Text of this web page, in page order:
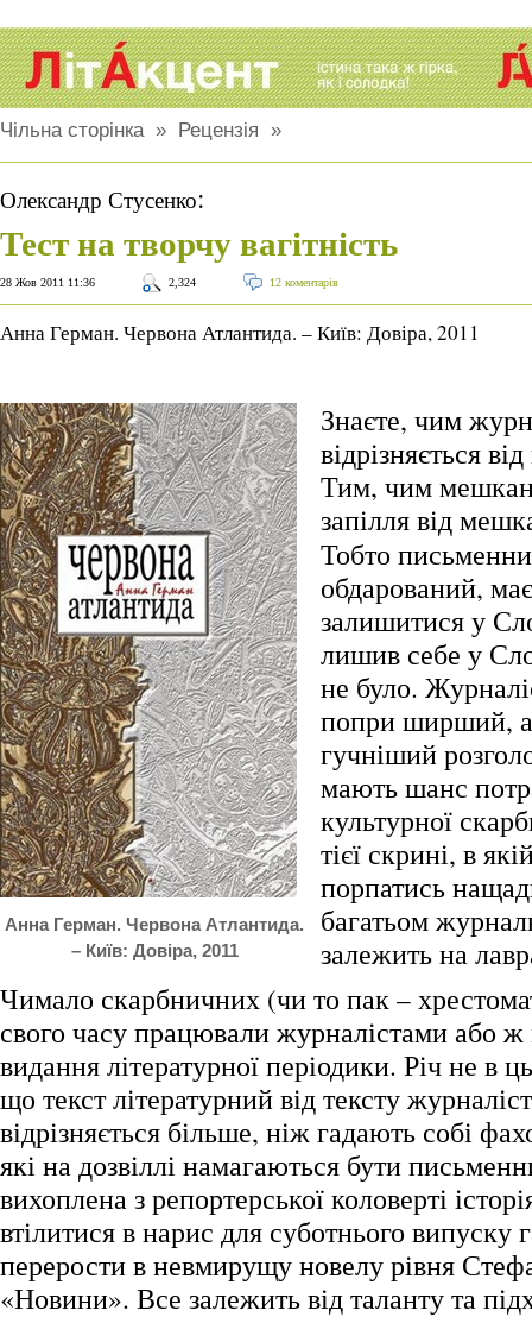
Чільна сторінка» Рецензія »
Олександр Стусенко:
Тест на творчу вагітність
28 Жов 2011 11:36 2,324 12 коментарів
Анна Герман. Червона Атлантида. – Київ: Довіра, 2011
Анна Герман. Червона Атлантида.
– Київ: Довіра, 2011
Знаєте, чим
відрізняється
Тим, чим
запілля від
Тобто
обдарований,
залишитися у
лишив себе у
не було.
попри ширший,
гучніший
мають шанс
культурної
тієї скрині, в
порпатись
багатьом
залежить на
Чимало скарбничних (чи то пак –
свого часу працювали журналістами або
видання літературної періодики. Річ не в
що текст літературний від тексту
відрізняється більше, ніж гадають собі
які на дозвіллі намагаються бути
вихоплена з репортерської коловерті
втілитися в нарис для суботнього випуску
перерости в невмирущу новелу рівня
«Новини». Все залежить від таланту та